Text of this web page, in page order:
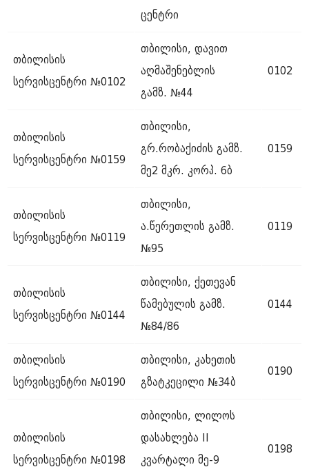
ცენტრი
თბილისის
სერვისცენტრი №0102
თბილისი, დავით
აღმაშენებლის
გამზ. №44
0102
თბილისის
სერვისცენტრი №0159
თბილისი,
გრ.რობაქიძის გამზ.
მე2 მკრ. კორპ. 6ბ
0159
თბილისის
სერვისცენტრი №0119
თბილისი,
ა.წერეთლის გამზ.
№95
0119
თბილისის
სერვისცენტრი №0144
თბილისი, ქეთევან
წამებულის გამზ.
№84/86
0144
თბილისის
სერვისცენტრი №0190
თბილისი, კახეთის
გზატკეცილი №34ბ
0190
თბილისის
სერვისცენტრი №0198
თბილისი, ლილოს
დასახლება II
კვარტალი მე-9
0198